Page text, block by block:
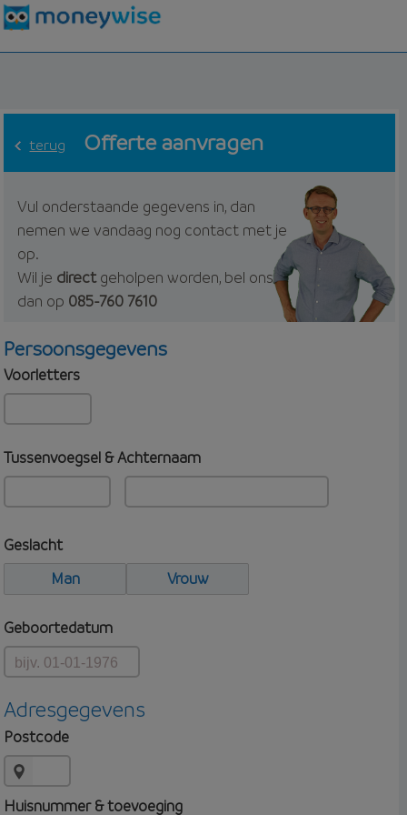
terug Offerte aanvragen
Vul onderstaande gegevens in, dan
nemen we vandaag nog contact met je
op.
Wil je directgeholpen worden, bel ons
dan op 085-760 7610
Persoonsgegevens
Voorletters
Tussenvoegsel & Achternaam
Geslacht
Man
Vrouw
Geboortedatum
Adresgegevens
Postcode
Huisnummer & toevoeging